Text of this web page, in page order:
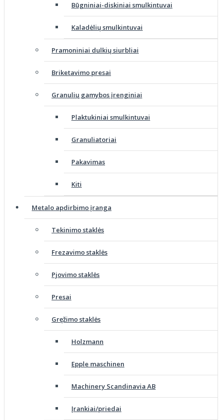
Būgniniai-diskiniai smulkintuvai
Kaladėlių smulkintuvai
Pramoniniai dulkių siurbliai
Briketavimo presai
Granulių gamybos įrenginiai
Plaktukiniai smulkintuvai
Granuliatoriai
Pakavimas
Kiti
Metalo apdirbimo įranga
Tekinimo staklės
Frezavimo staklės
Pjovimo staklės
Presai
Gręžimo staklės
Holzmann
Epple maschinen
Machinery Scandinavia AB
Įrankiai/priedai